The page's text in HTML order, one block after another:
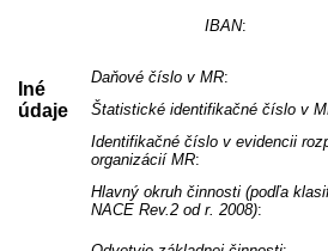
IBAN:
Iné
údaje
Daňové číslo v MR:
Štatistické identifikačné číslo v
Identifikačné číslo v evidencii
organizácií MR:
Hlavný okruh činnosti (podľa
NACE Rev.2 od r. 2008):